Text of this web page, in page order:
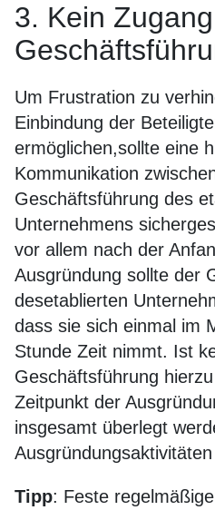
3. Kein
Um Frustration zu
Einbindung der
ermöglichen,sollte eine
Kommunikation
Geschäftsführung des
Unternehmens
vor allem nach der
Ausgründung sollte der
desetablierten
dass sie sich einmal im
Stunde Zeit nimmt. Ist
Geschäftsführung
Zeitpunkt der
insgesamt überlegt
Tipp: Feste